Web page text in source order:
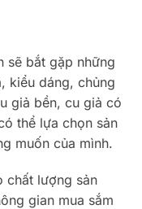
sẽ bắt gặp những
kiểu dáng, chủng
giả bền, cu giả có
thể lựa chọn sản
muốn của mình.
chất lượng sản
gian mua sắm